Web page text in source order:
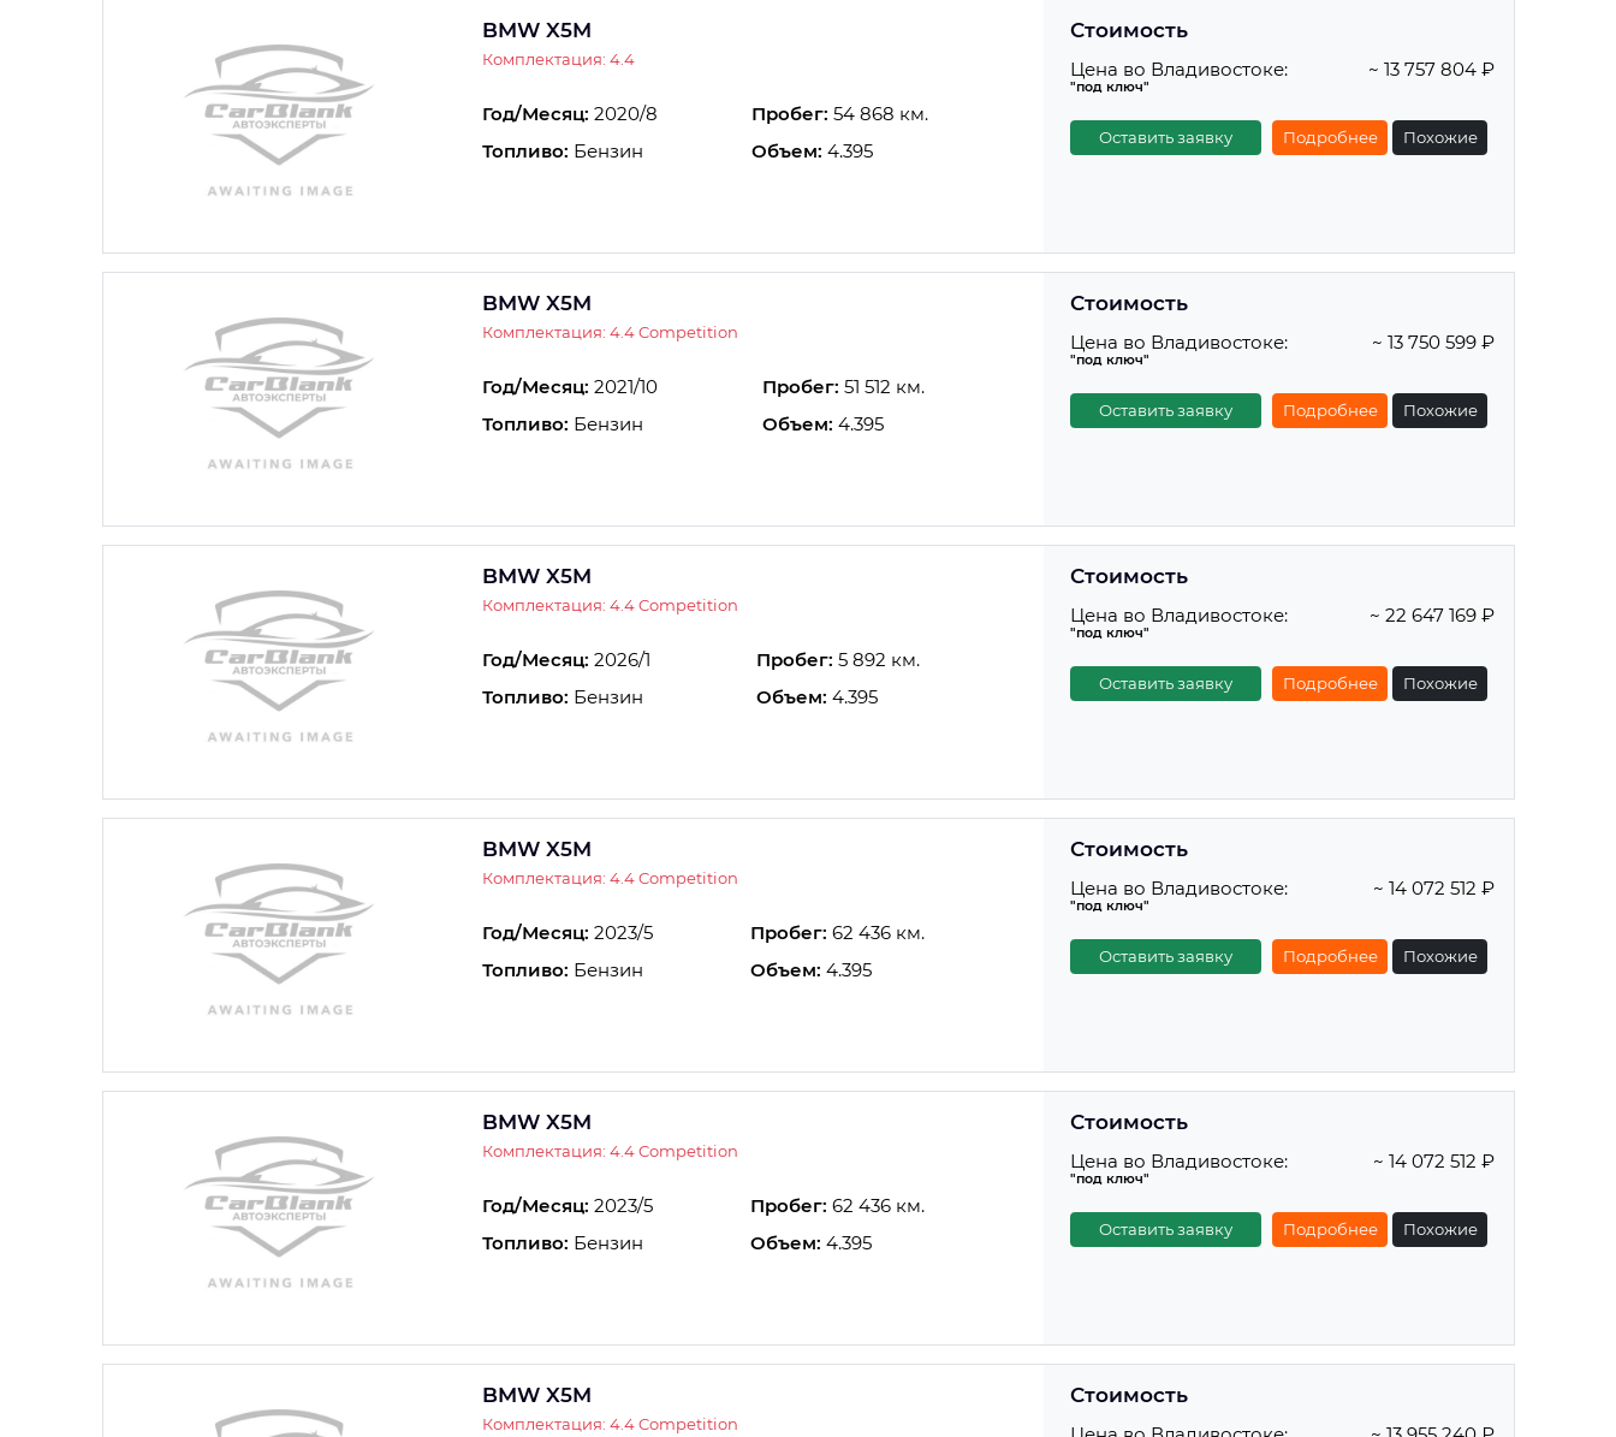
BMW X5M
Комплектация: 4.4
Год/Месяц: 2020/8 Пробег: 54 868 км.
Топливо: Бензин Объем: 4.395
Стоимость
Цена во Владивостоке:
"под ключ"
~ 13 757 804 ₽
Оставить заявку Подробнее Похожие
BMW X5M
Комплектация: 4.4 Competition
Год/Месяц: 2021/10 Пробег: 51 512 км.
Топливо: Бензин Объем: 4.395
Стоимость
Цена во Владивостоке:
"под ключ"
~ 13 750 599 ₽
Оставить заявку Подробнее Похожие
BMW X5M
Комплектация: 4.4 Competition
Год/Месяц: 2026/1 Пробег: 5 892 км.
Топливо: Бензин Объем: 4.395
Стоимость
Цена во Владивостоке:
"под ключ"
~ 22 647 169 ₽
Оставить заявку Подробнее Похожие
BMW X5M
Комплектация: 4.4 Competition
Год/Месяц: 2023/5 Пробег: 62 436 км.
Топливо: Бензин Объем: 4.395
Стоимость
Цена во Владивостоке:
"под ключ"
~ 14 072 512 ₽
Оставить заявку Подробнее Похожие
BMW X5M
Комплектация: 4.4 Competition
Год/Месяц: 2023/5 Пробег: 62 436 км.
Топливо: Бензин Объем: 4.395
Стоимость
Цена во Владивостоке:
"под ключ"
~ 14 072 512 ₽
Оставить заявку Подробнее Похожие
BMW X5M
Комплектация: 4.4 Competition
Стоимость